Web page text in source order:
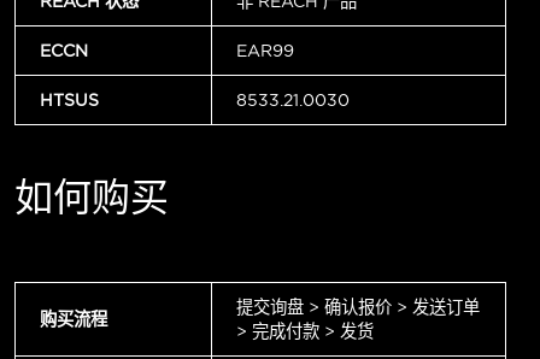
ECCN EAR99
HTSUS 8533.21.0030
如何购买
购买流程
提交询盘 > 确认报价 > 发送订单
> 完成付款 > 发货